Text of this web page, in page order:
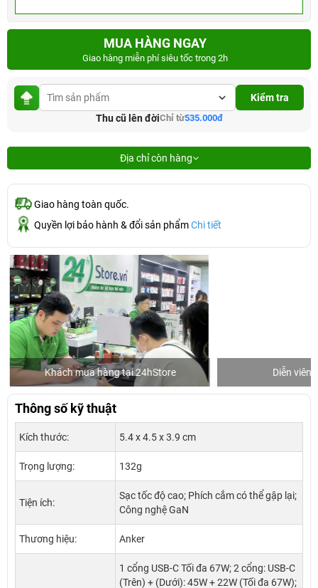
MUA HÀNG NGAY
Giao hàng miễn phí siêu tốc trong 2h
Kiểm tra
Thu cũ lên đờiChỉ từ535.000đ
Địa chỉ còn hàng
Giao hàng toàn quốc.
Quyền lợi bảo hành & đổi sản phẩmChi tiết
Khách mua hàng tại 24hStore Diễn viên
Thông số kỹ thuật
Kích thước: 5.4 x 4.5 x 3.9 cm
Trọng lượng: 132g
Tiện ích:
Sạc tốc độ cao; Phích cắm có thể gập lại;
Công nghệ GaN
Thương hiệu: Anker
1 cổng USB-C Tối đa 67W; 2 cổng: USB-C
(Trên) + (Dưới): 45W + 22W (Tối đa 67W);